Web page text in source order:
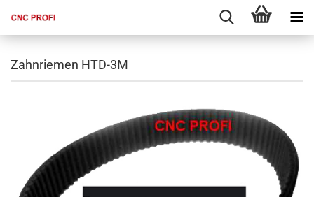
Zahnriemen HTD-3M